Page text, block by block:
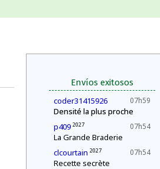
Envíos exitosos
07h59
coder31415926
Densité la plus proche
07h54
p409 2027
La Grande Braderie
07h54
clcourtain 2027
Recette secrète